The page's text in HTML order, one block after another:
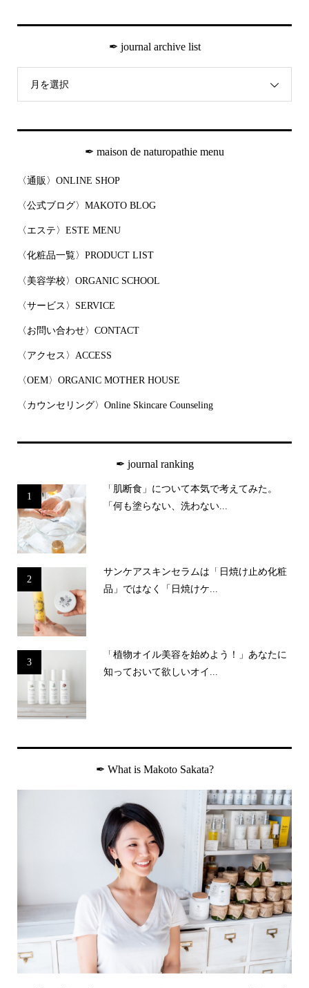
✒︎ journal archive list
月を選択
✒︎ maison de naturopathie menu
〈通販〉ONLINE SHOP
〈公式ブログ〉MAKOTO BLOG
〈エステ〉ESTE MENU
〈化粧品一覧〉PRODUCT LIST
〈美容学校〉ORGANIC SCHOOL
〈サービス〉SERVICE
〈お問い合わせ〉CONTACT
〈アクセス〉ACCESS
〈OEM〉ORGANIC MOTHER HOUSE
〈カウンセリング〉Online Skincare Counseling
✒︎ journal ranking
1
「肌断食」について本気で考えてみた。
「何も塗らない、洗わない...
2
サンケアスキンセラムは「日焼け止め化粧
品」ではなく「日焼けケ...
3
「植物オイル美容を始めよう！」あなたに
知っておいて欲しいオイ...
✒︎ What is Makoto Sakata?